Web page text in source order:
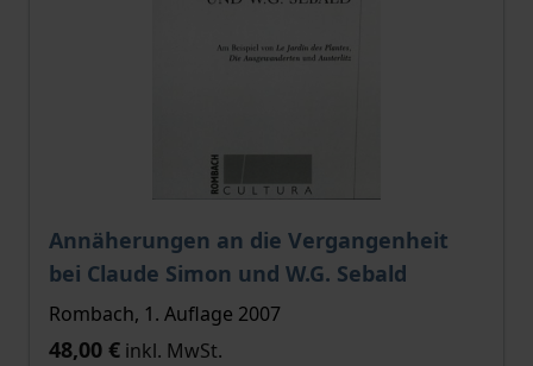
Annäherungen an die Vergangenheit
bei Claude Simon und W.G. Sebald
Rombach, 1. Auflage 2007
48,00 € inkl. MwSt.